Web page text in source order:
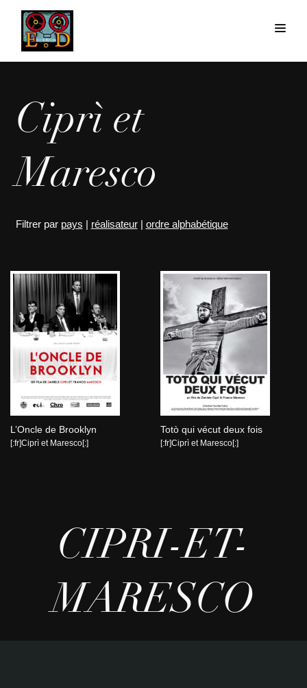
Ciprì et
Maresco
Filtrer par pays | réalisateur| ordre alphabétique
L’Oncle de Brooklyn
[:fr]Ciprì et Maresco[:]
Totò qui vécut deux fois
[:fr]Ciprì et Maresco[:]
CIPRI-ET-
MARESCO